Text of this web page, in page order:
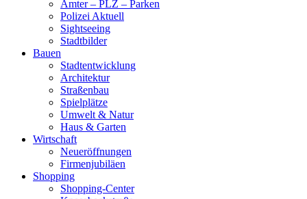
Ämter – PLZ – Parken
Polizei Aktuell
Sightseeing
Stadtbilder
Bauen
Stadtentwicklung
Architektur
Straßenbau
Spielplätze
Umwelt & Natur
Haus & Garten
Wirtschaft
Neueröffnungen
Firmenjubiläen
Shopping
Shopping-Center